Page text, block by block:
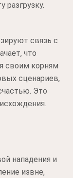
разгрузку.
связь с
что
своим корням
сценариев,
Это
нападения и
извне,